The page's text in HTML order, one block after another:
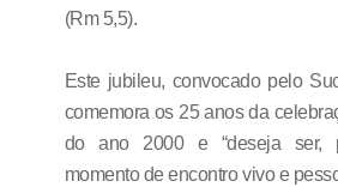
(Rm 5,5).
Este jubileu, convocado pelo
comemora os 25 anos da
do ano 2000 e “deseja ser,
momento de encontro vivo e